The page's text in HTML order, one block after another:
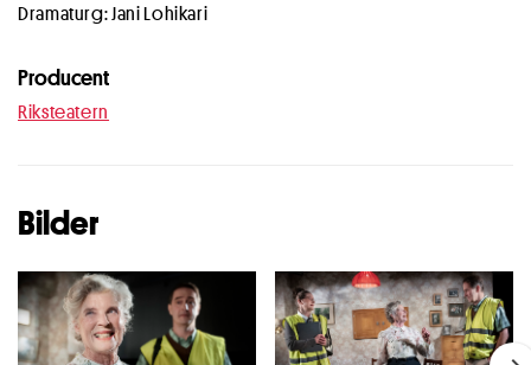
Dramaturg: Jani Lohikari
Producent
Riksteatern
Bilder